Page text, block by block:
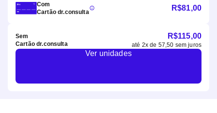
Com
Cartão dr.consulta
R$81,00
Sem
Cartão dr.consulta
R$115,00
até 2x de 57,50 sem juros
Ver unidades